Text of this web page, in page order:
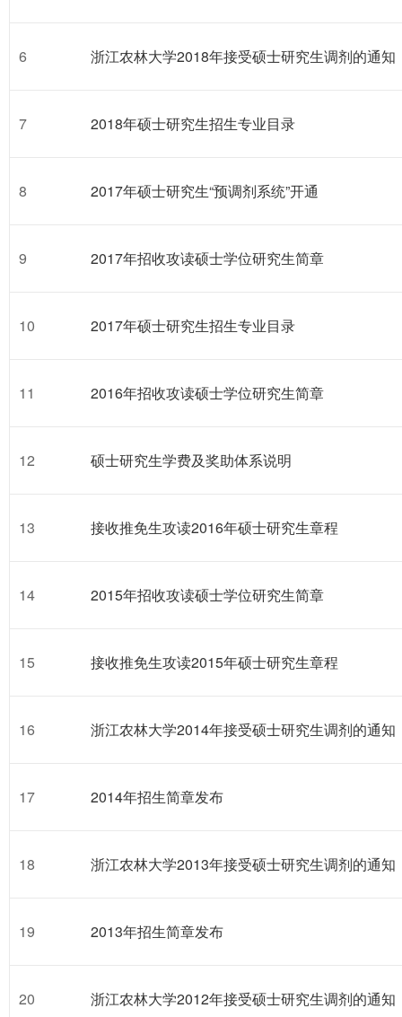
6 浙江农林大学2018年接受硕士研究生调剂的通知
7 2018年硕士研究生招生专业目录
8 2017年硕士研究生“预调剂系统”开通
9 2017年招收攻读硕士学位研究生简章
10 2017年硕士研究生招生专业目录
11 2016年招收攻读硕士学位研究生简章
12 硕士研究生学费及奖助体系说明
13 接收推免生攻读2016年硕士研究生章程
14 2015年招收攻读硕士学位研究生简章
15 接收推免生攻读2015年硕士研究生章程
16 浙江农林大学2014年接受硕士研究生调剂的通知
17 2014年招生简章发布
18 浙江农林大学2013年接受硕士研究生调剂的通知
19 2013年招生简章发布
20 浙江农林大学2012年接受硕士研究生调剂的通知